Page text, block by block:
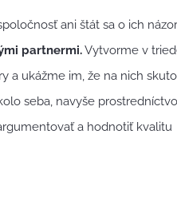
ani štát sa o ich názor
partnermi.Vytvorme v
a ukážme im, že na nich
seba, navyše
a hodnotiť kvalitu